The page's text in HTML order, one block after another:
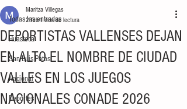
Todas las entradas
Huasteca
San Luis Potosí
Nacional
Deportes
DEPORTISTAS VALLENSES DEJAN
EN ALTO EL NOMBRE DE CIUDAD
VALLES EN LOS JUEGOS
NACIONALES CONADE 2026
Maritza Villegas
2 feb 1 min de lectura